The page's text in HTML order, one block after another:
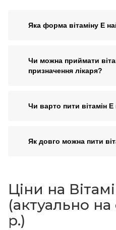
Яка форма вітаміну Е
Чи можна приймати
призначення лікаря?
Чи варто пити вітамін
Як довго можна пити
Ціни на
(актуально
р.)